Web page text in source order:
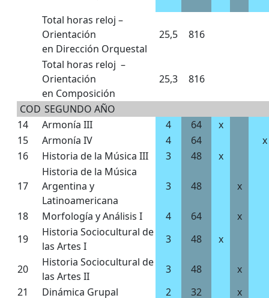
Total horas reloj –
Orientación
en Dirección Orquestal
25,5 816
Total horas reloj –
Orientación
en Composición
25,3 816
COD SEGUNDO AÑO
14
Armonía III 4 64
x
15
Armonía IV 4 64
x
16
Historia de la Música III 3 48 x
17
Historia de la Música
Argentina y
Latinoamericana
3 48 x
18 Morfología y Análisis I 4 64
x
19
Historia Sociocultural de
las Artes I
3 48 x
20
Historia Sociocultural de
las Artes II
3 48
x
21
Dinámica Grupal 2 32 x